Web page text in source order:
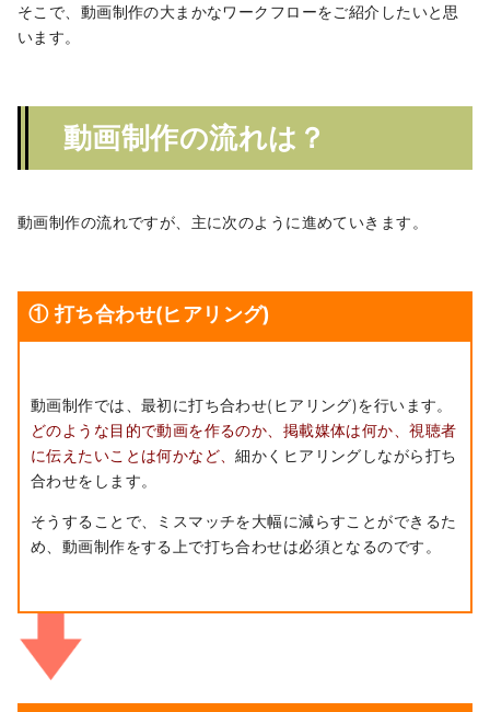
そこで、動画制作の大まかなワークフローをご紹介したいと思
います。
動画制作の流れは？
動画制作の流れですが、主に次のように進めていきます。
① 打ち合わせ(ヒアリング)
動画制作では、最初に打ち合わせ(ヒアリング)を行います。
どのような目的で動画を作るのか、掲載媒体は何か、視聴者
に伝えたいことは何かなど、細かくヒアリングしながら打ち
合わせをします。
そうすることで、ミスマッチを大幅に減らすことができるた
め、動画制作をする上で打ち合わせは必須となるのです。